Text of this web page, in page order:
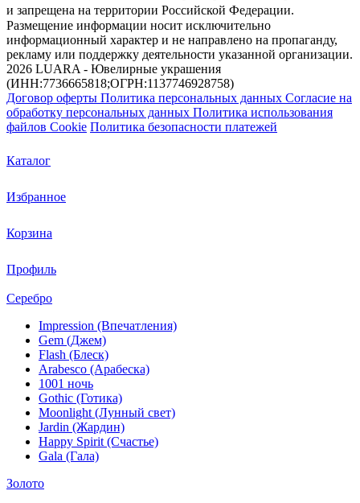
и запрещена на территории Российской Федерации.
Размещение информации носит исключительно
информационный характер и не направлено на пропаганду,
рекламу или поддержку деятельности указанной организации.
2026 LUARA - Ювелирные украшения
(ИНН:7736665818;ОГРН:1137746928758)
Договор оферты Политика персональных данных Согласие на
обработку персональных данных Политика использования
файлов Cookie Политика безопасности платежей
Каталог
Избранное
Корзина
Профиль
Серебро
Impression (Впечатления)
Gem (Джем)
Flash (Блеск)
Arabesco (Арабеска)
1001 ночь
Gothic (Готика)
Moonlight (Лунный свет)
Jardin (Жардин)
Happy Spirit (Счастье)
Gala (Гала)
Золото